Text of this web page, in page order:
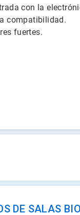
con la
compatibilidad.
fuertes.
DE SALAS